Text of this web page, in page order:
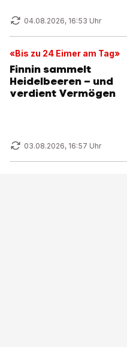
04.08.2026, 16:53 Uhr
«Bis zu 24 Eimer am Tag»
Finnin sammelt
Heidelbeeren – und
verdient Vermögen
03.08.2026, 16:57 Uhr